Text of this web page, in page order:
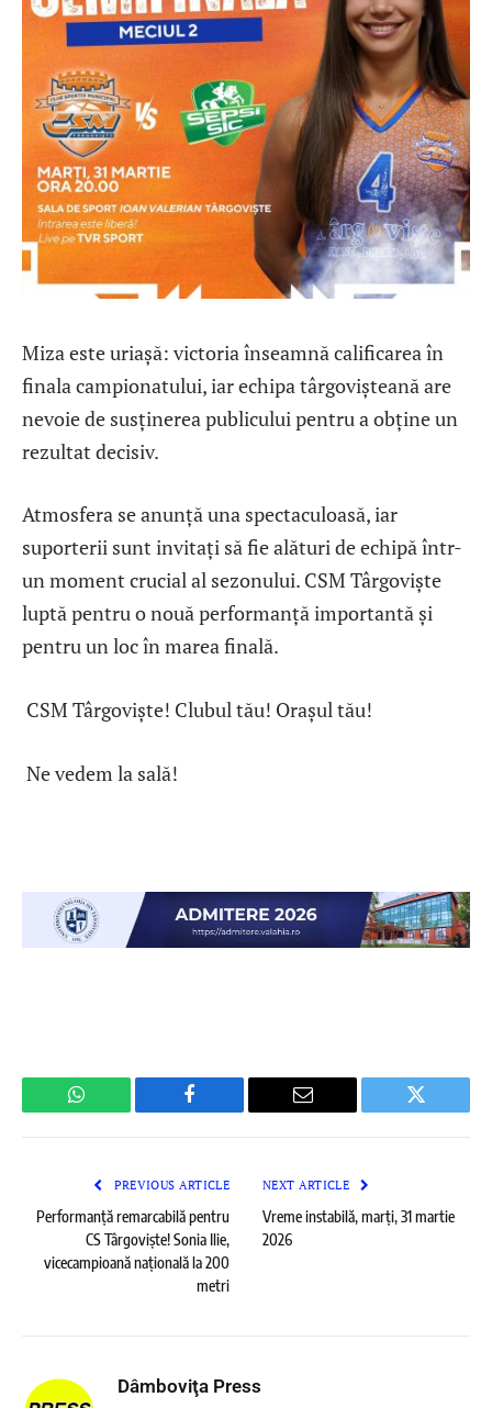
Miza este uriașă: victoria înseamnă calificarea în
finala campionatului, iar echipa târgovișteană are
nevoie de susținerea publicului pentru a obține un
rezultat decisiv.
Atmosfera se anunță una spectaculoasă, iar
suporterii sunt invitați să fie alături de echipă într-
un moment crucial al sezonului. CSM Târgoviște
luptă pentru o nouă performanță importantă și
pentru un loc în marea finală.
CSM Târgoviște! Clubul tău! Orașul tău!
Ne vedem la sală!
WhatsApp Facebook Email Twitter
PREVIOUS ARTICLE
Performanță remarcabilă pentru
CS Târgoviște! Sonia Ilie,
vicecampioană națională la 200
metri
NEXT ARTICLE
Vreme instabilă, marți, 31 martie
2026
Dâmboviţa Press